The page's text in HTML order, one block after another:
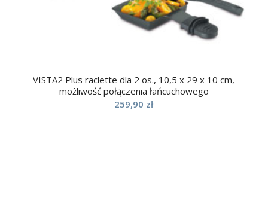
VISTA2 Plus raclette dla 2 os., 10,5 x 29 x 10 cm,
możliwość połączenia łańcuchowego
259,90 zł